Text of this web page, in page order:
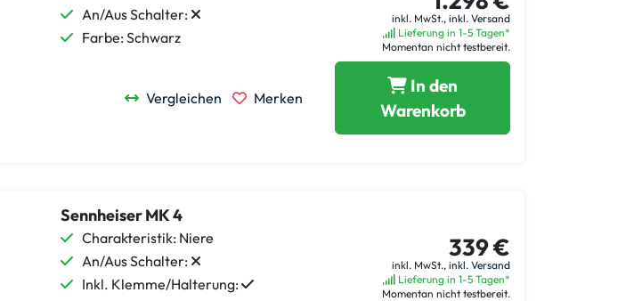
An/Aus Schalter:
Farbe: Schwarz
inkl. MwSt., inkl. Versand
Lieferung in 1-5 Tagen*
Momentan nicht testbereit.
Vergleichen Merken
In den
Warenkorb
Sennheiser MK 4
Charakteristik: Niere
An/Aus Schalter:
Inkl. Klemme/Halterung:
339 €
inkl. MwSt., inkl. Versand
Lieferung in 1-5 Tagen*
Momentan nicht testbereit.